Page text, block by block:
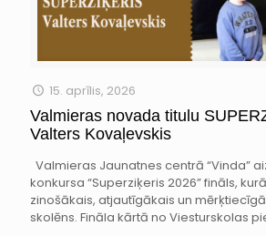
15. aprīlis, 2026
Valmieras novada titulu
Valters Kovaļevskis
Valmieras Jaunatnes centrā “Vinda”
konkursa “Superziķeris 2026” fināls,
zinošākais, atjautīgākais un
skolēns. Fināla kārtā no Viesturskolas